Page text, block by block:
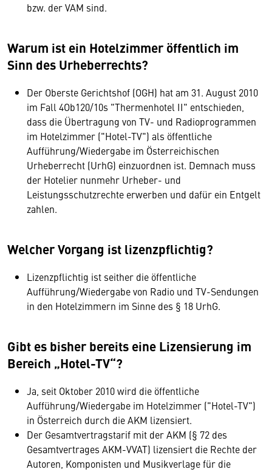
bzw. der VAM sind.
Warum ist ein Hotelzimmer öffentlich im
Sinn des Urheberrechts?
Der Oberste Gerichtshof (OGH) hat am 31. August 2010
im Fall 4Ob120/10s "Thermenhotel II" entschieden,
dass die Übertragung von TV- und Radioprogrammen
im Hotelzimmer ("Hotel-TV") als öffentliche
Aufführung/Wiedergabe im Österreichischen
Urheberrecht (UrhG) einzuordnen ist. Demnach muss
der Hotelier nunmehr Urheber- und
Leistungsschutzrechte erwerben und dafür ein Entgelt
zahlen.
Welcher Vorgang ist lizenzpflichtig?
Lizenzpflichtig ist seither die öffentliche
Aufführung/Wiedergabe von Radio und TV-Sendungen
in den Hotelzimmern im Sinne des § 18 UrhG.
Gibt es bisher bereits eine Lizensierung im
Bereich „Hotel-TV“?
Ja, seit Oktober 2010 wird die öffentliche
Aufführung/Wiedergabe im Hotelzimmer ("Hotel-TV")
in Österreich durch die AKM lizensiert.
Der Gesamtvertragstarif mit der AKM (§ 72 des
Gesamtvertrages AKM-VVAT) lizensiert die Rechte der
Autoren, Komponisten und Musikverlage für die